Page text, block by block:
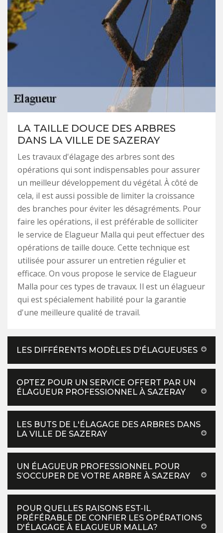
LA TAILLE DOUCE DES ARBRES
DANS LA VILLE DE SAZERAY
Les travaux d'élagage des arbres sont des
opérations qui sont indispensables pour assurer
un meilleur développement du végétal. À côté de
cela, il est aussi possible de limiter la croissance
des branches pour éviter les désagréments. Pour
faire les opérations, il est préférable de solliciter
le service de Elagueur Malla qui peut effectuer des
opérations de taille douce. Cette technique est
utilisée pour assurer un entretien régulier et
efficace. On vous propose le service de Elagueur
Malla pour ces types de travaux. Il est un élagueur
qui est spécialement habilité pour la garantie
d'une meilleure qualité de travail.
LES DIFFÉRENTS MODÈLES D'ÉLAGUEUSES
OPTEZ POUR UN SERVICE OFFERT PAR UN
ÉLAGUEUR PROFESSIONNEL À SAZERAY
LES BUTS DE L'ÉLAGAGE DES ARBRES DANS
LA VILLE DE SAZERAY
UN ÉLAGUEUR PROFESSIONNEL POUR
S’OCCUPER DE VOTRE ARBRE À SAZERAY
POUR QUELLES RAISONS EST-IL
PRÉFÉRABLE DE CONFIER LES OPÉRATIONS
D'ÉLAGAGE À ELAGUEUR MALLA?